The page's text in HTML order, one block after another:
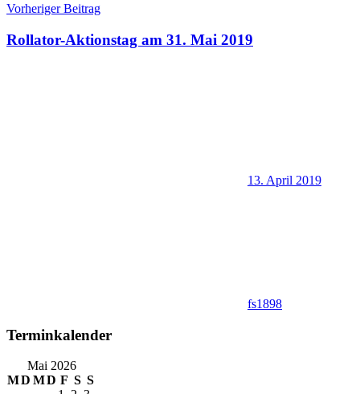
Beitragsnavigation
Vorheriger Beitrag
Rollator-Aktionstag am 31. Mai 2019
13. April 2019
fs1898
Terminkalender
Mai 2026
MD MD F S S